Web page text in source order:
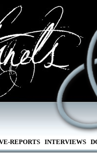
REPORTS INTERVIEWS